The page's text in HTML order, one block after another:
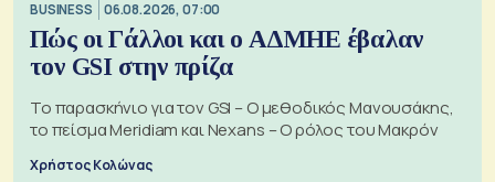
BUSINESS 06.08.2026, 07:00
Πώς οι Γάλλοι και ο ΑΔΜΗΕ έβαλαν
τον GSI στην πρίζα
Το παρασκήνιο για τον GSI – Ο μεθοδικός Μανουσάκης,
το πείσμα Meridiam και Nexans – Ο ρόλος του Μακρόν
Χρήστος Κολώνας